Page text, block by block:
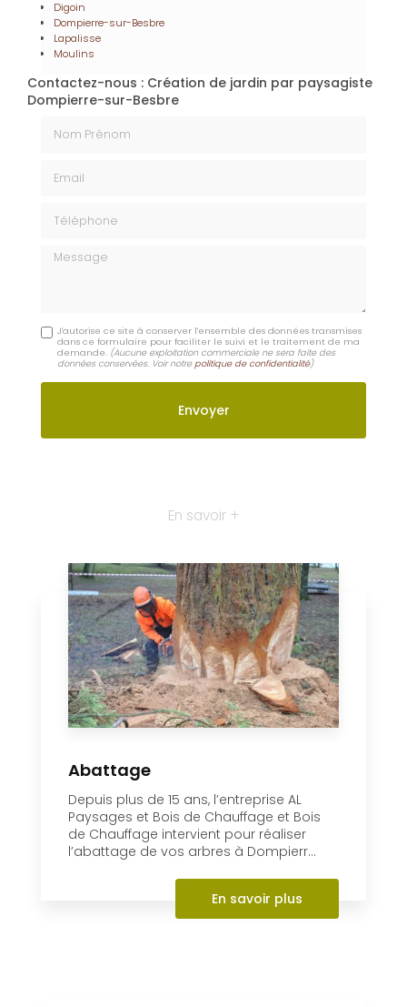
Acheter bois de chauffage
Aménagement d'un jardin paysage
Aménagement d'une terrasse sur mesure par jardinier
Aménagement de jardin zen
Aménagement jardin petite surface
Aménagement paysager avec végétaux
Dompierre-sur-Besbre
intervient à proximité de :
Dompierre-sur-Besbre
Moulins
Email
données conservées. Voir notrepolitique de confidentialité)
En savoir +